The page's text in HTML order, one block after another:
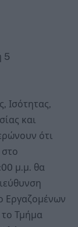
5
Ισότητας,
και
ότι
μ.μ. θα
Εργαζομένων
Τμήμα